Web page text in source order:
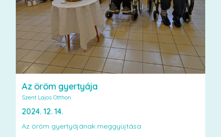
Az öröm gyertyája
Szent Lajos Otthon
2024. 12. 14.
Az öröm gyertyájának meggyújtása